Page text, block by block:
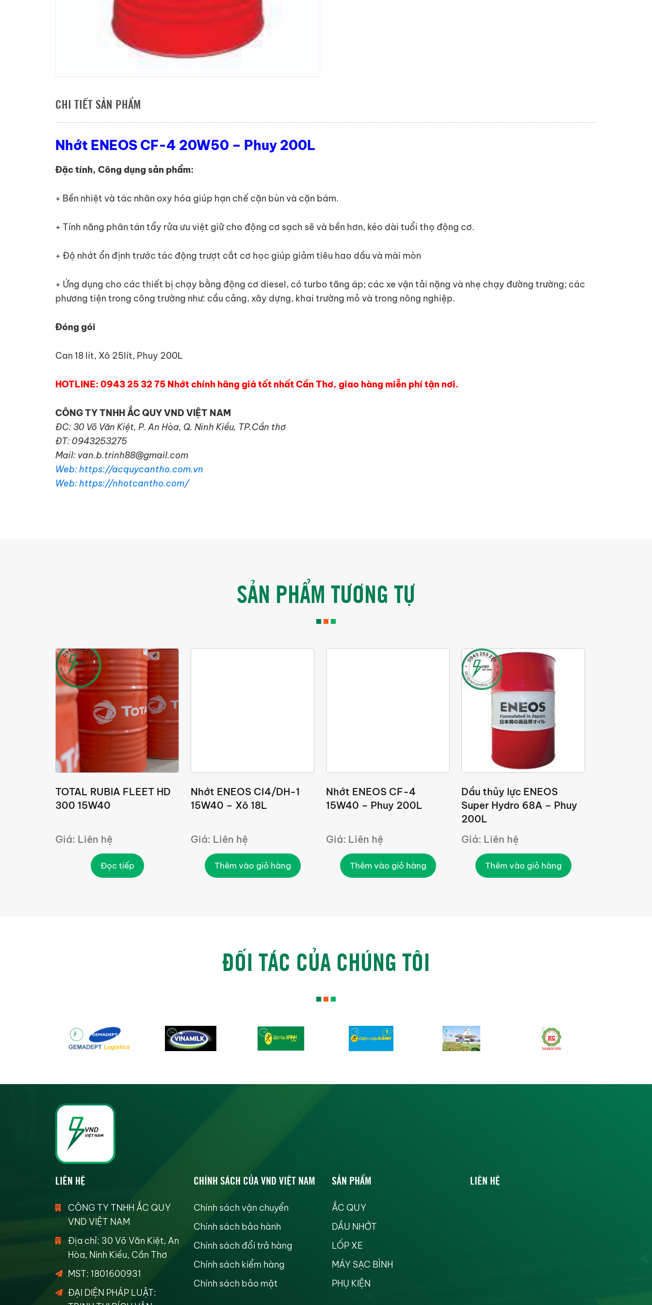
CHI TIẾT SẢN PHẨM
Nhớt ENEOS CF-4 20W50 – Phuy 200L
Đặc tính, Công dụng sản phẩm:
+ Bền nhiệt và tác nhân oxy hóa giúp hạn chế cặn bùn và cặn bám.
+ Tính năng phân tán tẩy rửa ưu việt giữ cho động cơ sạch sẽ và bền hơn, kéo dài tuổi thọ động cơ.
+ Độ nhớt ổn định trước tác động trượt cắt cơ học giúp giảm tiêu hao dầu và mài mòn
+ Ứng dụng cho các thiết bị chạy bằng động cơ diesel, có turbo tăng áp; các xe vận tải nặng và nhẹ chạy đường trường; các
phương tiện trong công trường như: cầu cảng, xây dựng, khai trường mỏ và trong nông nghiệp.
Đóng gói
Can 18 lít, Xô 25lít, Phuy 200L
HOTLINE: 0943 25 32 75 Nhớt chính hãng giá tốt nhất Cần Thơ, giao hàng miễn phí tận nơi.
CÔNG TY TNHH ẮC QUY VND VIỆT NAM
ĐC: 30 Võ Văn Kiệt, P. An Hòa, Q. Ninh Kiều, TP.Cần thơ
ĐT: 0943253275
Mail: van.b.trinh88@gmail.com
Web: https://acquycantho.com.vn
Web: https://nhotcantho.com/
SẢN PHẨM TƯƠNG TỰ
TOTAL RUBIA FLEET HD
300 15W40
Giá: Liên hệ
Đọc tiếp
Nhớt ENEOS CI4/DH-1
15W40 – Xô 18L
Giá: Liên hệ
Thêm vào giỏ hàng
Nhớt ENEOS CF-4
15W40 – Phuy 200L
Giá: Liên hệ
Thêm vào giỏ hàng
Dầu thủy lực ENEOS
Super Hydro 68A – Phuy
200L
Giá: Liên hệ
Thêm vào giỏ hàng
ĐỐI TÁC CỦA CHÚNG TÔI
LIÊN HỆ
CÔNG TY TNHH ẮC QUY
VND VIỆT NAM
Địa chỉ: 30 Võ Văn Kiệt, An
Hòa, Ninh Kiều, Cần Thơ
MST: 1801600931
ĐẠI DIỆN PHÁP LUẬT:
CHÍNH SÁCH CỦA VND VIỆT NAM
Chính sách vận chuyển
Chính sách bảo hành
Chính sách đổi trả hàng
Chính sách kiểm hàng
Chính sách bảo mật
SẢN PHẨM
ẮC QUY
DẦU NHỚT
LỐP XE
MÁY SẠC BÌNH
PHỤ KIỆN
LIÊN HỆ